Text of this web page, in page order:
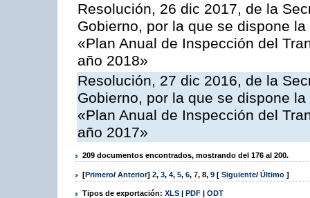
Resolución, 26 dic 2017, de la
Gobierno, por la que se dispone
«Plan Anual de Inspección del
año 2018»
Resolución, 27 dic 2016, de la
Gobierno, por la que se dispone
«Plan Anual de Inspección del
año 2017»
209 documentos encontrados, mostrando del 176 al 200.
[Primero/ Anterior] 2, 3, 4, 5, 6, 7, 8, 9 [ Siguiente/ Último ]
Tipos de exportación: XLS | PDF | ODT